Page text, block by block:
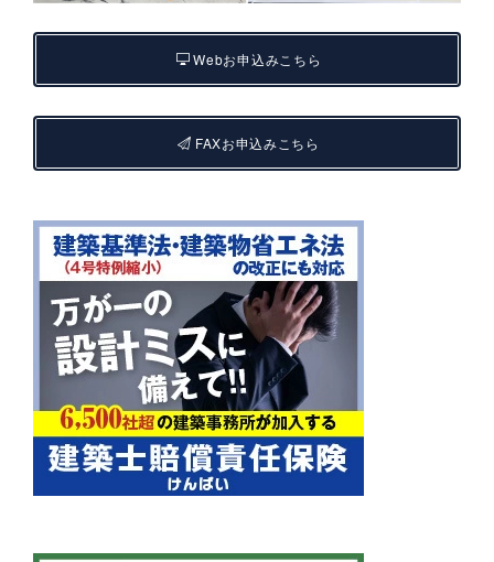
Webお申込みこちら
FAXお申込みこちら